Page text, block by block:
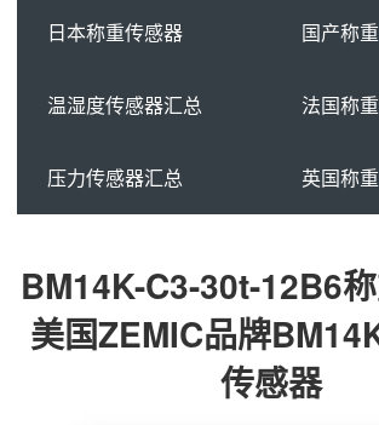
日本称重传感器 国产称
温湿度传感器汇总 法国称
压力传感器汇总 英国称
BM14K-C3-30t-12B6
美国ZEMIC品牌
传感器